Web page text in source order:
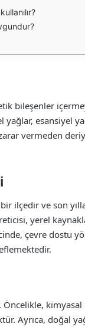
bileşenler
esansiyel
vermeden
ilçedir ve son
yerel
çevre dostu
kimyasal
Ayrıca, doğal